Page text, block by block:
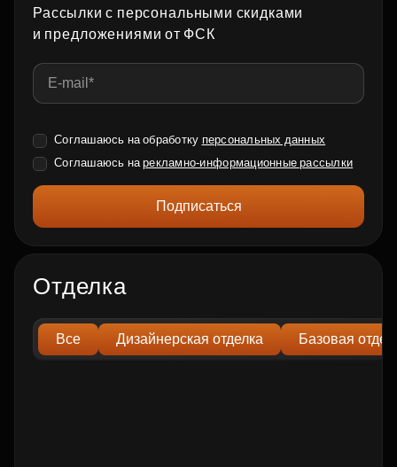
Рассылки с персональными скидками
и предложениями от ФСК
Соглашаюсь на обработку персональных данных
Соглашаюсь нарекламно-информационные рассылки
Подписаться
Отделка
Все Дизайнерская отделка Базовая